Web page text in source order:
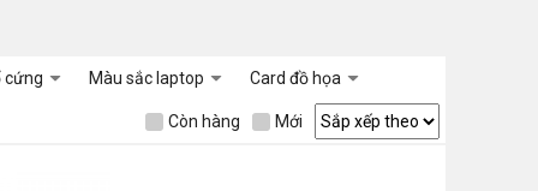
cứng Màu sắc laptop Card đồ họa
Còn hàng Mới